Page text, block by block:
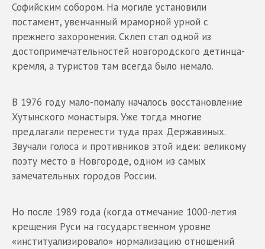
Софийским собором. На могиле установили
постамент, увенчанный мраморной урной с
прежнего захоронения. Склеп стал одной из
достопримечательностей новгородского детинца-
кремля, а туристов там всегда было немало.
В 1976 году мало-помалу началось восстановление
Хутынского монастыря. Уже тогда многие
предлагали перенести туда прах Державиных.
Звучали голоса и противников этой идеи: великому
поэту место в Новгороде, одном из самых
замечательных городов России.
Но после 1989 года (когда отмечание 1000-летия
крещения Руси на государственном уровне
«институализировало» нормализацию отношений